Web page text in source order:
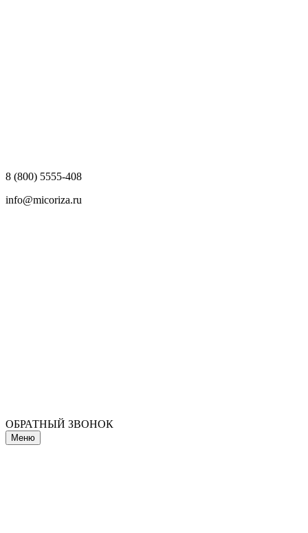
8 (800) 5555-408
info@micoriza.ru
ОБРАТНЫЙ ЗВОНОК
Меню